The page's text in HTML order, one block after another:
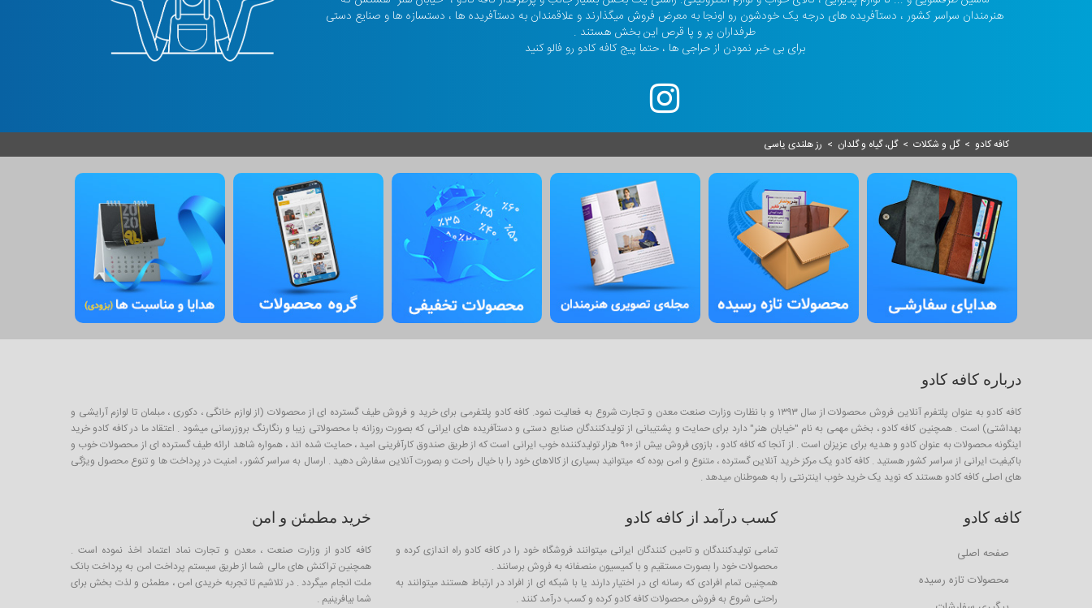
هنرمندان سراسر کشور ، دستآفریده های درجه یک خودشون رو اونجا به معرض فروش میگذارند و علاقمندان به دستآفریده ها ، دستسازه ها و صنایع دستی
طرفداران پر و پا قرص این بخش هستند .
برای بی خبر نمودن از حراجی ها ، حتما پیج کافه کادو رو فالو کنید
کافه کادو >گل و شکلات >گل، گیاه و گلدان > رز هلندی یاسی
درباره کافه کادو
کافه کادو به عنوان پلتفرم آنلاین فروش محصولات از سال ۱۳۹۳ و با نظارت وزارت صنعت معدن و تجارت شروع به فعالیت نمود. کافه کادو پلتفرمی برای خرید و فروش طیف گسترده ای از محصولات (از لوازم خانگی ، دکوری ، مبلمان تا لوازم آرایشی و
بهداشتی) است . همچنین کافه کادو ، بخش مهمی به نام "خیابان هنر" دارد برای حمایت و پشتیبانی از تولیدکنندگان صنایع دستی و دستآفریده های ایرانی که بصورت روزانه با محصولاتی زیبا و رنگارنگ بروزرسانی میشود . اعتقاد ما در کافه کادو خرید
اینگونه محصولات به عنوان کادو و هدیه برای عزیزان است . از آنجا که کافه کادو ، بازوی فروش بیش از ۹۰۰ هزار تولیدکننده خوب ایرانی است که از طریق صندوق کارآفرینی امید ، حمایت شده اند ، همواره شاهد ارائه طیف گسترده ای از محصولات خوب و
باکیفیت ایرانی از سراسر کشور هستید . کافه کادو یک مرکز خرید آنلاین گسترده ، متنوع و امن بوده که میتوانید بسیاری از کالاهای خود را با خیال راحت و بصورت آنلاین سفارش دهید . ارسال به سراسر کشور ، امنیت در پرداخت ها و تنوع محصول ویژگی
های اصلی کافه کادو هستند که نوید یک خرید خوب اینترنتی را به هموطنان میدهد .
کافه کادو
صفحه اصلی
محصولات تازه رسیده
کسب درآمد از کافه کادو
تمامی تولیدکنندگان و تامین کنندگان ایرانی میتوانند فروشگاه خود را در کافه کادو راه اندازی کرده و
محصولات خود را بصورت مستقیم و با کمیسیون منصفانه به فروش برسانند .
همچنین تمام افرادی که رسانه ای در اختیار دارند یا با شبکه ای از افراد در ارتباط هستند میتوانند به
راحتی شروع به فروش محصولات کافه کادو کرده و کسب درآمد کنند .
خرید مطمئن و امن
کافه کادو از وزارت صنعت ، معدن و تجارت نماد اعتماد اخذ نموده است .
همچنین تراکنش های مالی شما از طریق سیستم پرداخت امن به پرداخت بانک
ملت انجام میگردد . در تلاشیم تا تجربه خریدی امن ، مطمئن و لذت بخش برای
شما بیافرینیم .